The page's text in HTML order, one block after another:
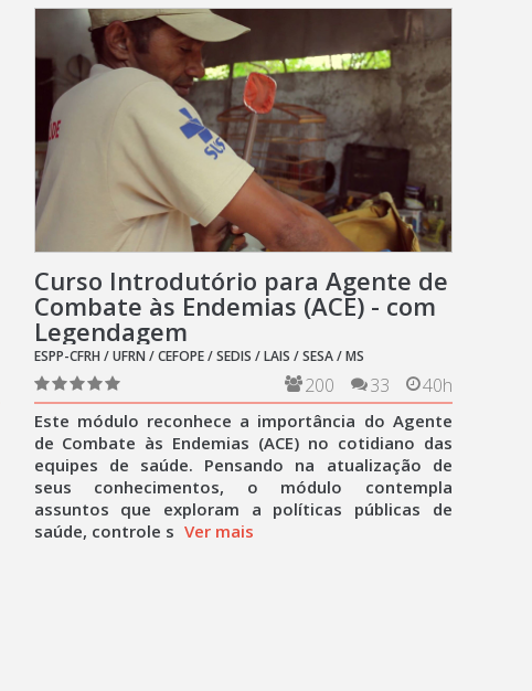
Curso Introdutório para Agente de
Combate às Endemias (ACE) - com
Legendagem
ESPP-CFRH / UFRN / CEFOPE / SEDIS / LAIS / SESA / MS
40h
33
200
Este módulo reconhece a importância do Agente
de Combate às Endemias (ACE) no cotidiano das
equipes de saúde. Pensando na atualização de
seus conhecimentos, o módulo contempla
assuntos que exploram a políticas públicas de
saúde, controle s Ver mais